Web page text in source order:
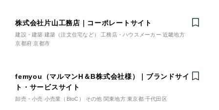
株式会社片山工務店｜コーポレートサイト
建設・建築 建築（注文住宅など） 工務店・ハウスメーカー 近畿地方
京都府 京都市
Nominee
femyou（マルマンH＆B株式会社様）｜ブランドサイ
ト・サービスサイト
卸売・小売 小売業（BtoC） その他 関東地方 東京都 千代田区